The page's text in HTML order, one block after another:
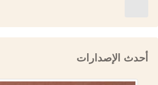
أحدث الإصدارات